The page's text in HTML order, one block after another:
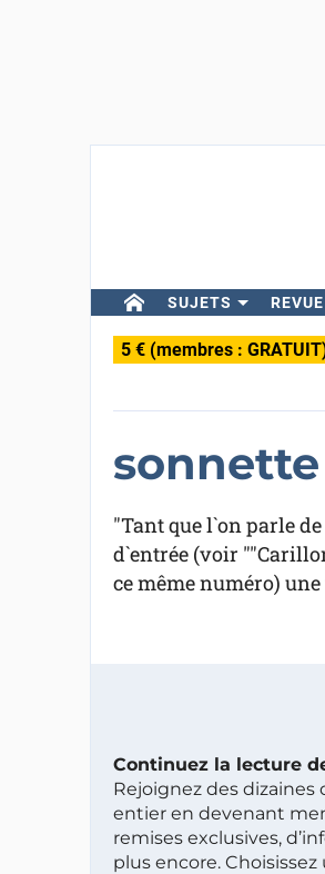
SUJETS REVUE
5 € (membres :
"Tant que l`on parle
d`entrée (voir
ce même numéro)
Continuez la lecture
Rejoignez des dizaines
entier en devenant
remises exclusives,
plus encore.